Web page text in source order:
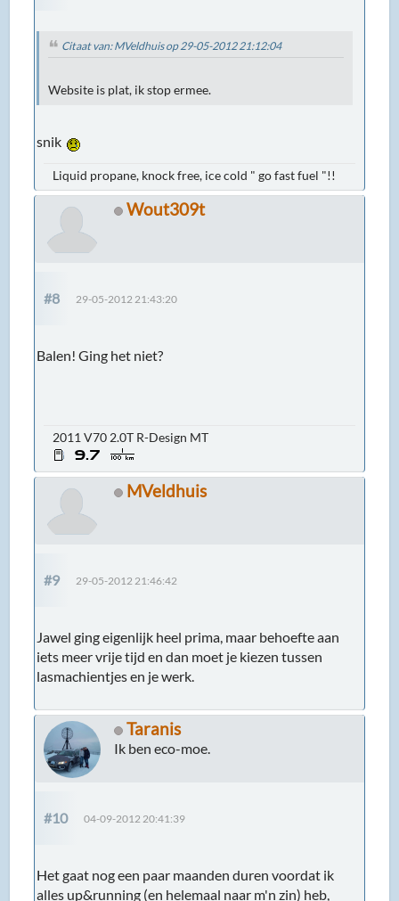
Citaat van: MVeldhuis op 29-05-2012 21:12:04
Website is plat, ik stop ermee.
snik
Liquid propane, knock free, ice cold " go fast fuel "!!
Wout309t
#8 29-05-2012 21:43:20
Balen! Ging het niet?
2011 V70 2.0T R-Design MT
MVeldhuis
#9 29-05-2012 21:46:42
Jawel ging eigenlijk heel prima, maar behoefte aan
iets meer vrije tijd en dan moet je kiezen tussen
lasmachientjes en je werk.
Taranis
Ik ben eco-moe.
#10 04-09-2012 20:41:39
Het gaat nog een paar maanden duren voordat ik
alles up&running (en helemaal naar m'n zin) heb,